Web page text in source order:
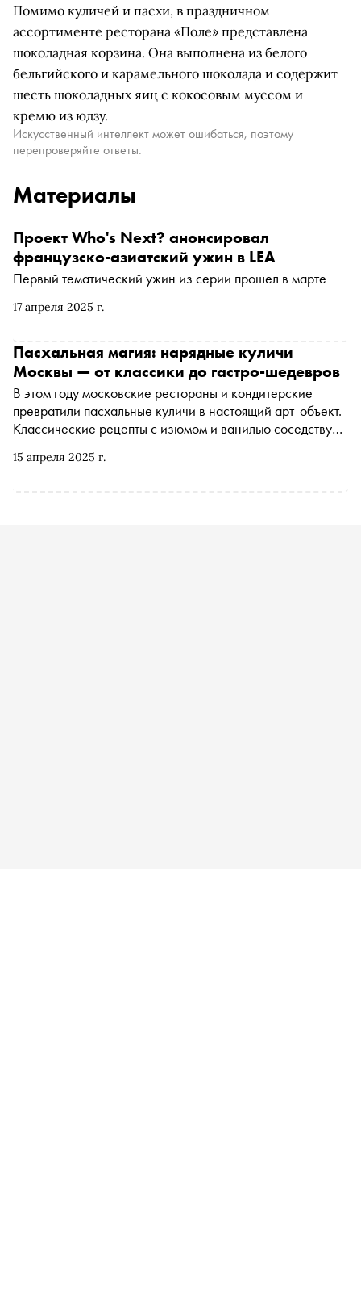
Помимо куличей и пасхи, в праздничном
ассортименте ресторана «Поле» представлена
шоколадная корзина. Она выполнена из белого
бельгийского и карамельного шоколада и содержит
шесть шоколадных яиц с кокосовым муссом и
кремю из юдзу.
Искусственный интеллект может ошибаться, поэтому
перепроверяйте ответы.
Материалы
17 апреля 2025 г.
Проект Who's Next? анонсировал
французско-азиатский ужин в LEA
Первый тематический ужин из серии прошел в марте
15 апреля 2025 г.
Пасхальная магия: нарядные куличи
Москвы — от классики до гастро-шедевров
В этом году московские рестораны и кондитерские
превратили пасхальные куличи в настоящий арт-объект.
Классические рецепты с изюмом и ванилью соседствуют
карамелью и кремом из тофу. «Сноб» рассказывает, где